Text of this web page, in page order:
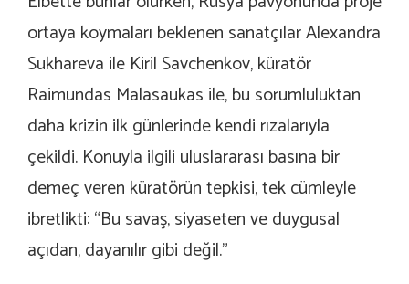
ortaya koymaları beklenen sanatçılar Alexandra
Sukhareva ile Kiril Savchenkov, küratör
Raimundas Malasaukas ile, bu sorumluluktan
daha krizin ilk günlerinde kendi rızalarıyla
çekildi. Konuyla ilgili uluslararası basına bir
demeç veren küratörün tepkisi, tek cümleyle
ibretlikti: “Bu savaş, siyaseten ve duygusal
açıdan, dayanılır gibi değil.”